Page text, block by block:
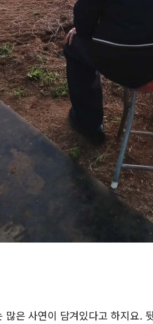
많은 사연이 담겨있다고 하지요.